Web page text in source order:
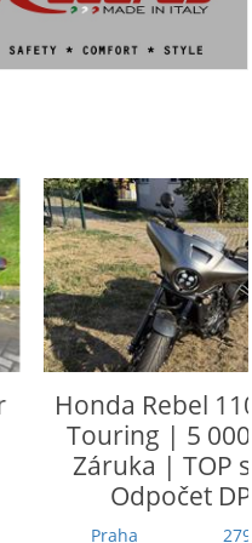
HondaRebel
Touring | 5
Záruka | TOP
Odpočet
Praha